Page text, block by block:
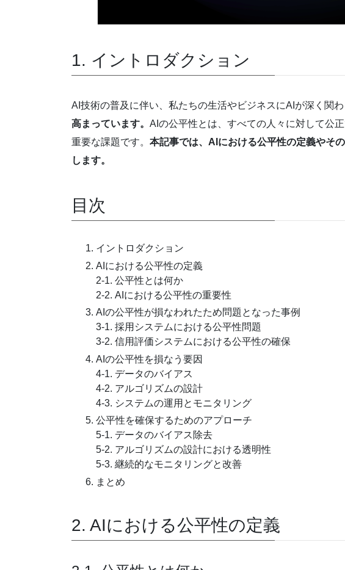
1. イントロダクション
AI技術の普及に伴い、私たちの生活やビジネスにAIが深く関わ
高まっています。 AIの公平性とは、すべての人々に対して公
重要な課題です。 本記事では、AIにおける公平性の定義やそ
します。
目次
イントロダクション
AIにおける公平性の定義
2-1. 公平性とは何か
2-2. AIにおける公平性の重要性
AIの公平性が損なわれたため問題となった事例
3-1. 採用システムにおける公平性問題
3-2. 信用評価システムにおける公平性の確保
AIの公平性を損なう要因
4-1. データのバイアス
4-2. アルゴリズムの設計
4-3. システムの運用とモニタリング
公平性を確保するためのアプローチ
5-1. データのバイアス除去
5-2. アルゴリズムの設計における透明性
5-3. 継続的なモニタリングと改善
まとめ
2. AIにおける公平性の定義